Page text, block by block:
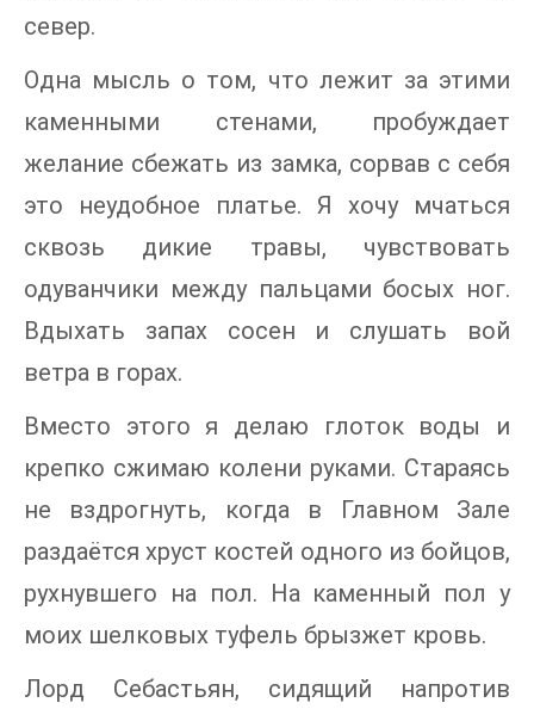
север.
Одна мысль о том, что лежит за этими
каменными стенами, пробуждает
желание сбежать из замка, сорвав с себя
это неудобное платье. Я хочу мчаться
сквозь дикие травы, чувствовать
одуванчики между пальцами босых ног.
Вдыхать запах сосен и слушать вой
ветра в горах.
Вместо этого я делаю глоток воды и
крепко сжимаю колени руками. Стараясь
не вздрогнуть, когда в Главном Зале
раздаётся хруст костей одного из бойцов,
рухнувшего на пол. На каменный пол у
моих шелковых туфель брызжет кровь.
Лорд Себастьян, сидящий напротив